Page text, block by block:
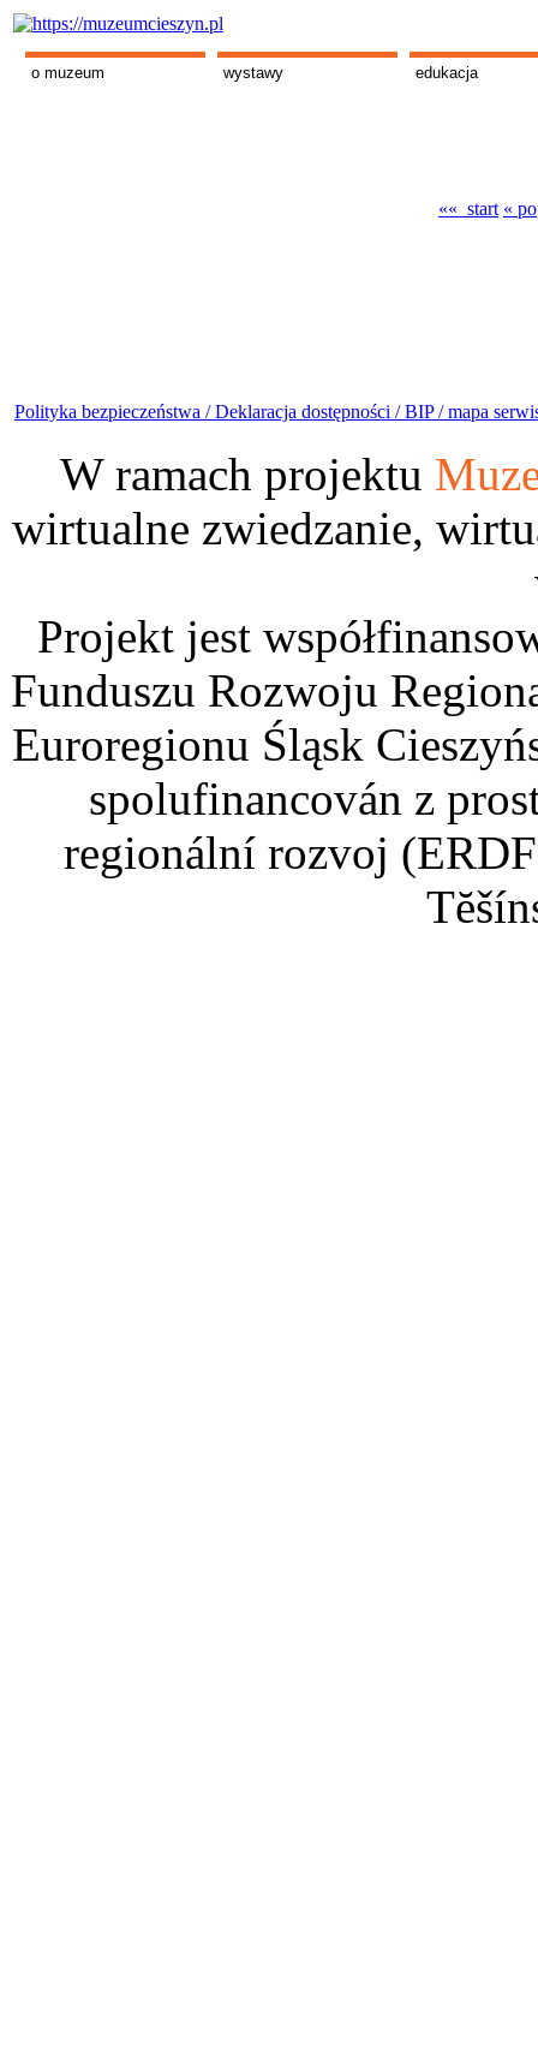
o muzeum wystawy edukacja
«« start «
Polityka bezpieczeństwa /Deklaracja dostępności /BIP /mapa
W ramach projektu
wirtualne zwiedzanie,
Projekt jest
Funduszu Rozwoju
Euroregionu Śląsk
spolufinancován z
regionální rozvoj